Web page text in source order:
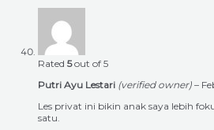
Rated 5out of 5
Putri Ayu Lestari (verified owner) –
Les privat ini bikin anak saya lebih
satu.